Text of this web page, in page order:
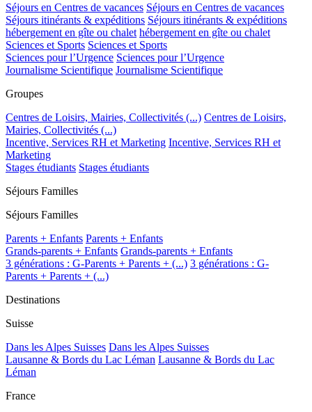
Séjours en Centres de vacances Séjours en Centres de vacances
Séjours itinérants & expéditions Séjours itinérants & expéditions
hébergement en gîte ou chalet hébergement en gîte ou chalet
Sciences et Sports Sciences et Sports
Sciences pour l’Urgence Sciences pour l’Urgence
Journalisme Scientifique Journalisme Scientifique
Groupes
Centres de Loisirs, Mairies, Collectivités (...) Centres de Loisirs,
Mairies, Collectivités (...)
Incentive, Services RH et Marketing Incentive, Services RH et
Marketing
Stages étudiants Stages étudiants
Séjours Familles
Séjours Familles
Parents + Enfants Parents + Enfants
Grands-parents + Enfants Grands-parents + Enfants
3 générations : G-Parents + Parents + (...) 3 générations : G-
Parents + Parents + (...)
Destinations
Suisse
Dans les Alpes Suisses Dans les Alpes Suisses
Lausanne & Bords du Lac Léman Lausanne & Bords du Lac
Léman
France